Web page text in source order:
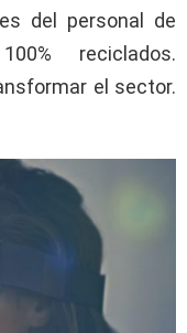
del personal de
reciclados.
el sector.